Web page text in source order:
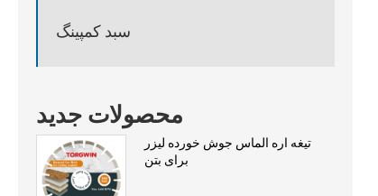
سبد کمپینگ
محصولات جدید
تیغه اره الماس جوش خورده لیزر
برای بتن